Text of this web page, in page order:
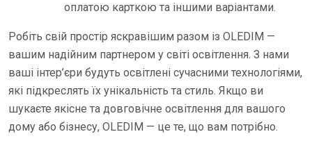
оплатою карткою та іншими варіантами.
Робіть свій простір яскравішим разом із OLEDIM —
вашим надійним партнером у світі освітлення. З нами
ваші інтер’єри будуть освітлені сучасними технологіями,
які підкреслять їх унікальність та стиль. Якщо ви
шукаєте якісне та довговічне освітлення для вашого
дому або бізнесу, OLEDIM — це те, що вам потрібно.